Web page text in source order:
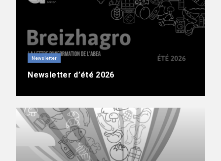
Newsletter
Newsletter d’été 2026